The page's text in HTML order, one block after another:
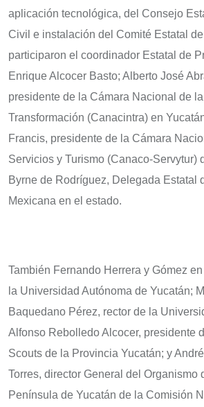
aplicación tecnológica, del Consejo
Civil e instalación del Comité Estatal
participaron el coordinador Estatal de
Enrique Alcocer Basto; Alberto José
presidente de la Cámara Nacional de
Transformación (Canacintra) en
Francis, presidente de la Cámara
Servicios y Turismo (Canaco-Servytur)
Byrne de Rodríguez, Delegada Estatal
Mexicana en el estado.
También Fernando Herrera y Gómez
la Universidad Autónoma de Yucatán;
Baquedano Pérez, rector de la
Alfonso Rebolledo Alcocer, presidente
Scouts de la Provincia Yucatán; y
Torres, director General del Organismo
Península de Yucatán de la Comisión